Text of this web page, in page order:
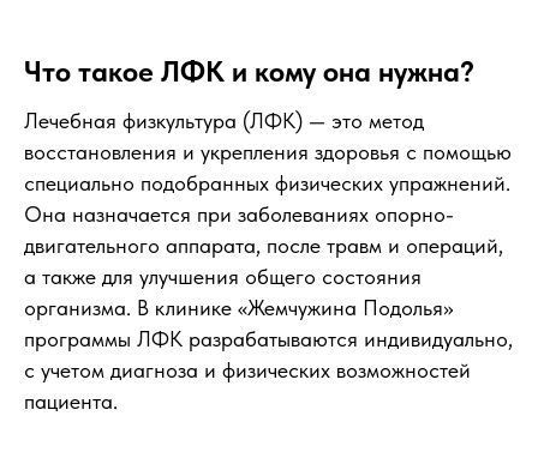
Что такое ЛФК и кому она нужна?
Лечебная физкультура (ЛФК) — это метод
восстановления и укрепления здоровья с помощью
специально подобранных физических упражнений.
Она назначается при заболеваниях опорно-
двигательного аппарата, после травм и операций,
а также для улучшения общего состояния
организма. В клинике «Жемчужина Подолья»
программы ЛФК разрабатываются индивидуально,
с учетом диагноза и физических возможностей
пациента.